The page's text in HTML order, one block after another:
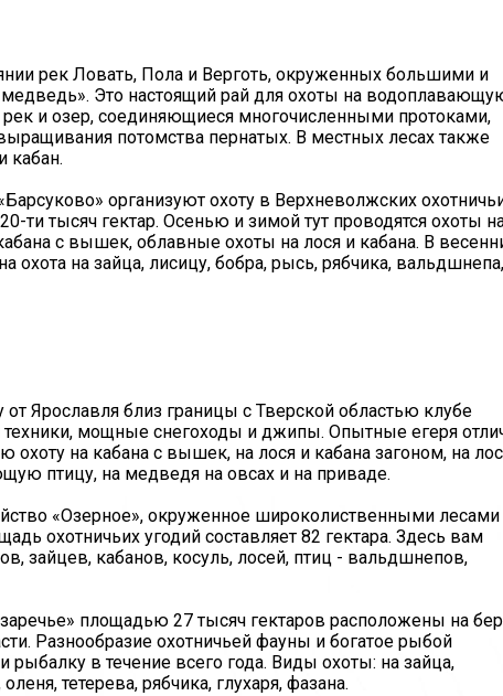
рек Ловать, Пола и Верготь, окруженных большими и
Это настоящий рай для охоты на
и озер, соединяющиеся многочисленными протоками,
потомства пернатых. В местных лесах также
кабан.
организуют охоту в Верхневолжских
ти тысяч гектар. Осенью и зимой тут проводятся охоты
с вышек, облавные охоты на лося и кабана. В
охота на зайца, лисицу, бобра, рысь, рябчика, вальдшнепа,
Ярославля близ границы с Тверской областью клубе
техники, мощные снегоходы и джипы. Опытные егеря
на кабана с вышек, на лося и кабана загоном, на
птицу, на медведя на овсах и на приваде.
«Озерное», окруженное широколиственными лесами
охотничьих угодий составляет 82 гектара. Здесь вам
зайцев, кабанов, косуль, лосей, птиц - вальдшнепов,
площадью 27 тысяч гектаров расположены на
Разнообразие охотничьей фауны и богатое рыбой
в течение всего года. Виды охоты: на зайца,
тетерева, рябчика, глухаря, фазана.